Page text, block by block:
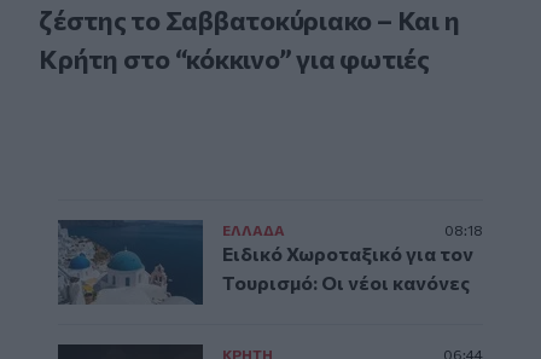
ζέστης το Σαββατοκύριακο – Και η
Κρήτη στο “κόκκινο” για φωτιές
ΕΛΛAΔΑ 08:18
Ειδικό Χωροταξικό για τον
Τουρισμό: Οι νέοι κανόνες
ΚΡΗΤΗ 06:44